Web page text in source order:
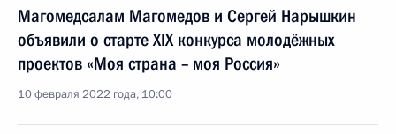
Магомедсалам Магомедов и Сергей Нарышкин
объявили о старте XIX конкурса молодёжных
проектов «Моя страна – моя Россия»
10 февраля 2022 года, 10:00